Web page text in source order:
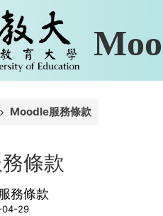
Moodle服務條款
條款
務條款
04-29